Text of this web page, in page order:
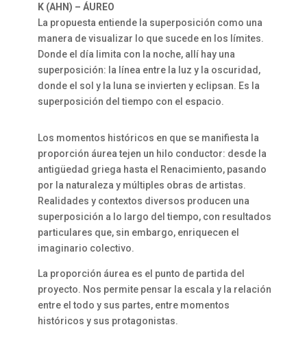
K (AHN) – ÁUREO
La propuesta entiende la superposición como una
manera de visualizar lo que sucede en los límites.
Donde el día limita con la noche, allí hay una
superposición: la línea entre la luz y la oscuridad,
donde el sol y la luna se invierten y eclipsan. Es la
superposición del tiempo con el espacio.
Los momentos históricos en que se manifiesta la
proporción áurea tejen un hilo conductor: desde la
antigüedad griega hasta el Renacimiento, pasando
por la naturaleza y múltiples obras de artistas.
Realidades y contextos diversos producen una
superposición a lo largo del tiempo, con resultados
particulares que, sin embargo, enriquecen el
imaginario colectivo.
La proporción áurea es el punto de partida del
proyecto. Nos permite pensar la escala y la relación
entre el todo y sus partes, entre momentos
históricos y sus protagonistas.